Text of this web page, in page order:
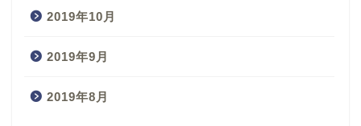
2019年10月
2019年9月
2019年8月